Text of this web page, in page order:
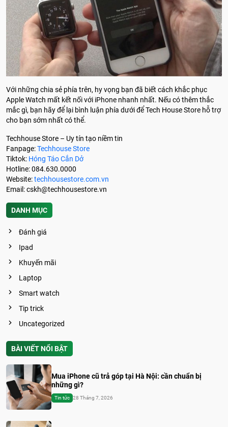
Với những chia sẻ phía trên, hy vọng bạn đã biết cách khắc phục
Apple Watch mất kết nối với iPhone nhanh nhất. Nếu có thêm thắc
mắc gì, bạn hãy để lại bình luận phía dưới để Tech House Store hỗ trợ
cho bạn sớm nhất có thể.
Techhouse Store – Uy tín tạo niềm tin
Fanpage:Techhouse Store
Tiktok: Hóng Táo Cắn Dở
Hotline: 084.630.0000
Website:techhousestore.com.vn
Email:cskh@techhousestore.vn
DANH MỤC
Đánh giá
Ipad
Khuyến mãi
Laptop
Smart watch
Tip trick
Uncategorized
BÀI VIẾT NỔI BẬT
Mua iPhone cũ trả góp tại Hà Nội: cần chuẩn bị
những gì?
Tin tức 28 Tháng 7, 2026